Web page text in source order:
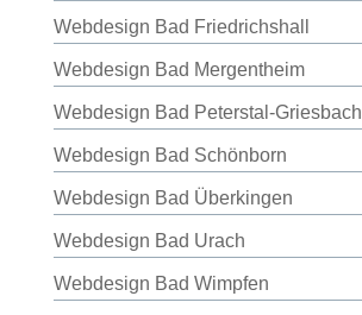
Webdesign Bad Friedrichshall
Webdesign Bad Mergentheim
Webdesign Bad Peterstal-Griesbach
Webdesign Bad Schönborn
Webdesign Bad Überkingen
Webdesign Bad Urach
Webdesign Bad Wimpfen